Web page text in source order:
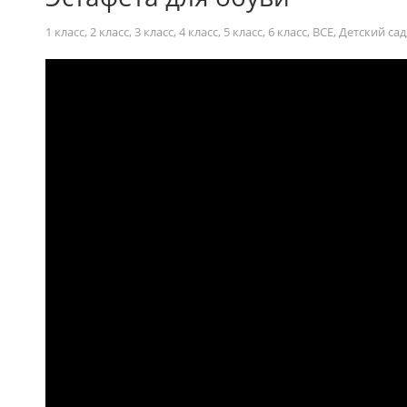
1 класс, 2 класс, 3 класс, 4 класс, 5 класс, 6 класс, ВСЕ, Детский сад,